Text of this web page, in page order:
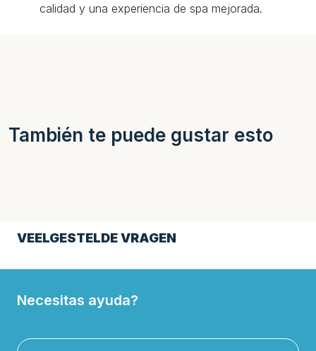
calidad y una experiencia de spa mejorada.
También te puede gustar esto
VEELGESTELDE VRAGEN
Necesitas ayuda?